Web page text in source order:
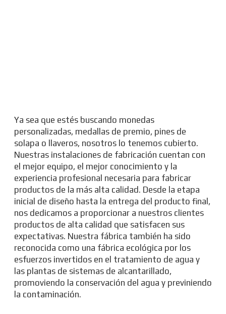
Ya sea que estés buscando monedas
personalizadas, medallas de premio, pines de
solapa o llaveros, nosotros lo tenemos cubierto.
Nuestras instalaciones de fabricación cuentan con
el mejor equipo, el mejor conocimiento y la
experiencia profesional necesaria para fabricar
productos de la más alta calidad. Desde la etapa
inicial de diseño hasta la entrega del producto final,
nos dedicamos a proporcionar a nuestros clientes
productos de alta calidad que satisfacen sus
expectativas. Nuestra fábrica también ha sido
reconocida como una fábrica ecológica por los
esfuerzos invertidos en el tratamiento de agua y
las plantas de sistemas de alcantarillado,
promoviendo la conservación del agua y previniendo
la contaminación.